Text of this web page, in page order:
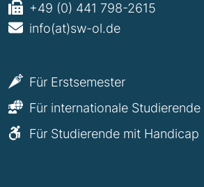
+49 (0) 441 798-2615
info(at)sw-ol.de
Für Erstsemester
Für internationale Studierende
Für Studierende mit Handicap